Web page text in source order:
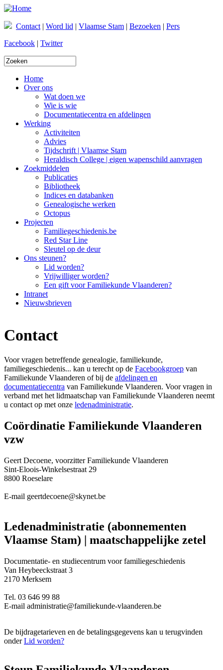
Overslaan en naar de inhoud gaan
Contact | Word lid | Vlaamse Stam | Bezoeken | Pers
Facebook | Twitter
Home
Over ons
Wat doen we
Wie is wie
Documentatiecentra en afdelingen
Werking
Activiteiten
Advies
Tijdschrift | Vlaamse Stam
Heraldisch College | eigen wapenschild aanvragen
Zoekmiddelen
Publicaties
Bibliotheek
Indices en databanken
Genealogische werken
Octopus
Projecten
Familiegeschiedenis.be
Red Star Line
Sleutel op de deur
Ons steunen?
Lid worden?
Vrijwilliger worden?
Een gift voor Familiekunde Vlaanderen?
Intranet
Nieuwsbrieven
Contact
Voor vragen betreffende genealogie, familiekunde,
familiegeschiedenis... kan u terecht op de Facebookgroep van
Familiekunde Vlaanderen of bij de afdelingen en
documentatiecentra van Familiekunde Vlaanderen. Voor vragen in
verband met het lidmaatschap van Familiekunde Vlaanderen neemt
u contact op met onze ledenadministratie.
Coördinatie Familiekunde Vlaanderen
vzw
Geert Decoene, voorzitter Familiekunde Vlaanderen
Sint-Eloois-Winkelsestraat 29
8800 Roeselare
E-mail geertdecoene@skynet.be
Ledenadministratie (abonnementen
Vlaamse Stam) | maatschappelijke zetel
Documentatie- en studiecentrum voor familiegeschiedenis
Van Heybeeckstraat 3
2170 Merksem
Tel. 03 646 99 88
E-mail administratie@familiekunde-vlaanderen.be
De bijdragetarieven en de betalingsgegevens kan u terugvinden
onderLid worden?